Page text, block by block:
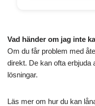
Vad händer om jag inte
Om du får problem med
direkt. De kan ofta erbjuda
lösningar.
Läs mer om hur du kan